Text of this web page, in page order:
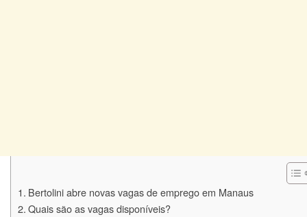
Bertolini abre novas vagas de emprego em Manaus
Quais são as vagas disponíveis?